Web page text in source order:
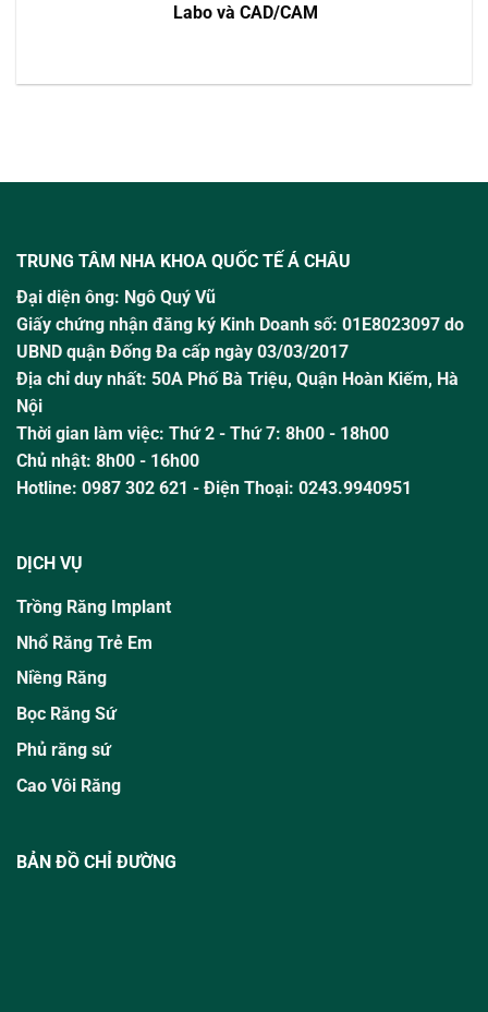
Labo và CAD/CAM
TRUNG TÂM NHA KHOA QUỐC TẾ Á CHÂU
Đại diện ông: Ngô Quý Vũ
Giấy chứng nhận đăng ký Kinh Doanh số: 01E8023097 do
UBND quận Đống Đa cấp ngày 03/03/2017
Địa chỉ duy nhất: 50A Phố Bà Triệu, Quận Hoàn Kiếm, Hà
Nội
Thời gian làm việc: Thứ 2 - Thứ 7: 8h00 - 18h00
Chủ nhật: 8h00 - 16h00
Hotline: 0987 302 621 - Điện Thoại: 0243.9940951
DỊCH VỤ
Trồng Răng Implant
Nhổ Răng Trẻ Em
Niềng Răng
Bọc Răng Sứ
Phủ răng sứ
Cao Vôi Răng
BẢN ĐỒ CHỈ ĐƯỜNG